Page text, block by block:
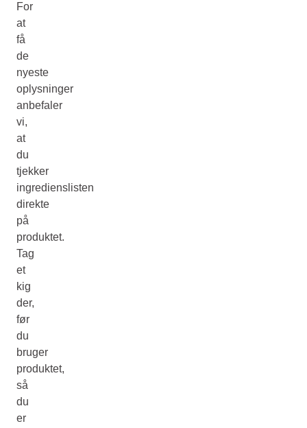
For
at
få
de
nyeste
oplysninger
anbefaler
vi,
at
du
tjekker
ingredienslisten
direkte
på
produktet.
Tag
et
kig
der,
før
du
bruger
produktet,
så
du
er